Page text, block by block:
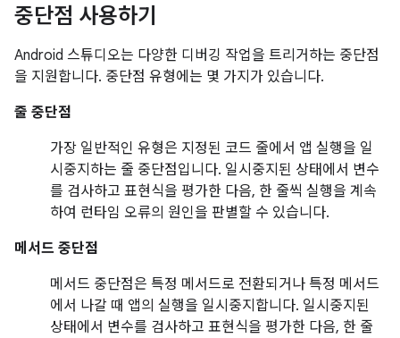
중단점 사용하기
Android 스튜디오는 다양한 디버깅 작업을 트리거하는 중단점
을 지원합니다. 중단점 유형에는 몇 가지가 있습니다.
줄 중단점
가장 일반적인 유형은 지정된 코드 줄에서 앱 실행을 일
시중지하는 줄 중단점입니다. 일시중지된 상태에서 변수
를 검사하고 표현식을 평가한 다음, 한 줄씩 실행을 계속
하여 런타임 오류의 원인을 판별할 수 있습니다.
메서드 중단점
메서드 중단점은 특정 메서드로 전환되거나 특정 메서드
에서 나갈 때 앱의 실행을 일시중지합니다. 일시중지된
상태에서 변수를 검사하고 표현식을 평가한 다음, 한 줄